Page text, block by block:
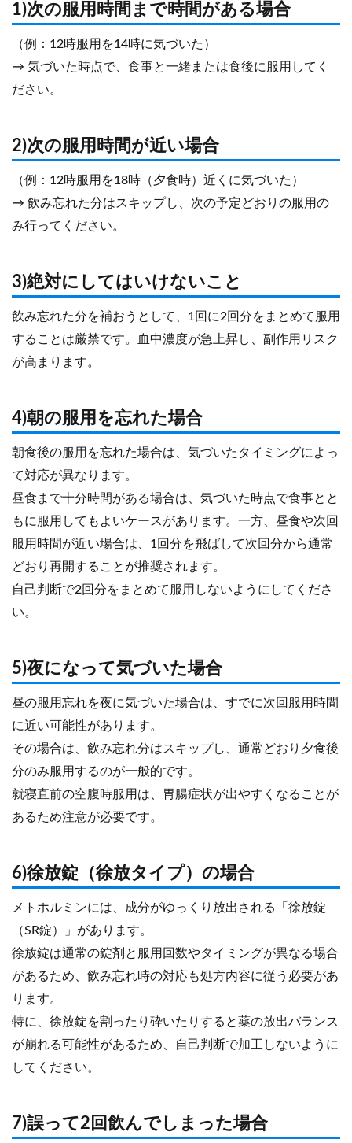
1)次の服用時間まで時間がある場合
（例：12時服用を14時に気づいた）
→ 気づいた時点で、食事と一緒または食後に服用してく
ださい。
2)次の服用時間が近い場合
（例：12時服用を18時（夕食時）近くに気づいた）
→ 飲み忘れた分はスキップし、次の予定どおりの服用の
み行ってください。
3)絶対にしてはいけないこと
飲み忘れた分を補おうとして、1回に2回分をまとめて服用
することは厳禁です。血中濃度が急上昇し、副作用リスク
が高まります。
4)朝の服用を忘れた場合
朝食後の服用を忘れた場合は、気づいたタイミングによっ
て対応が異なります。
昼食まで十分時間がある場合は、気づいた時点で食事とと
もに服用してもよいケースがあります。一方、昼食や次回
服用時間が近い場合は、1回分を飛ばして次回分から通常
どおり再開することが推奨されます。
自己判断で2回分をまとめて服用しないようにしてくださ
い。
5)夜になって気づいた場合
昼の服用忘れを夜に気づいた場合は、すでに次回服用時間
に近い可能性があります。
その場合は、飲み忘れ分はスキップし、通常どおり夕食後
分のみ服用するのが一般的です。
就寝直前の空腹時服用は、胃腸症状が出やすくなることが
あるため注意が必要です。
6)徐放錠（徐放タイプ）の場合
メトホルミンには、成分がゆっくり放出される「徐放錠
（SR錠）」があります。
徐放錠は通常の錠剤と服用回数やタイミングが異なる場合
があるため、飲み忘れ時の対応も処方内容に従う必要があ
ります。
特に、徐放錠を割ったり砕いたりすると薬の放出バランス
が崩れる可能性があるため、自己判断で加工しないように
してください。
7)誤って2回飲んでしまった場合